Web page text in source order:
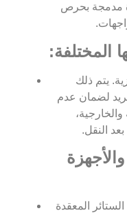
مدمجة بحرص
المختلفة:
يتم ذلك
لضمان عدم
النقل.
المعقدة